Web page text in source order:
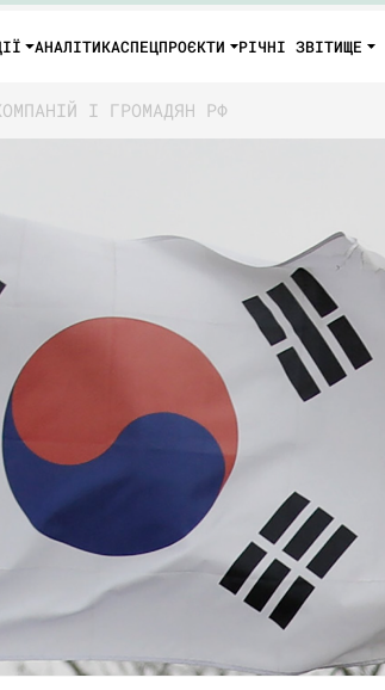
АНАЛІТИКАСПЕЦПРОЄКТИ РІЧНІ ЗВІТИЩЕ
І ГРОМАДЯН РФ